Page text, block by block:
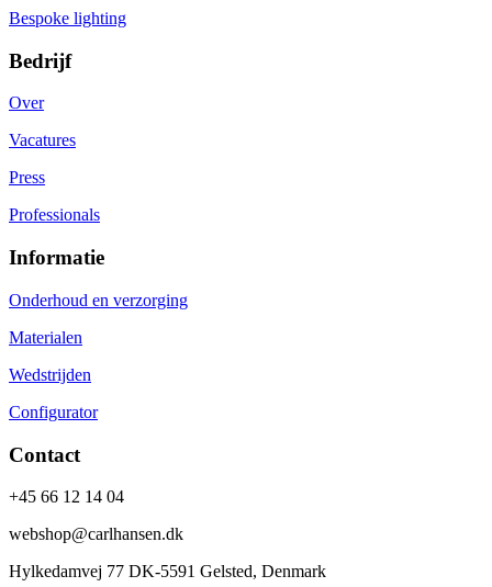
Bespoke lighting
Bedrijf
Over
Vacatures
Press
Professionals
Informatie
Onderhoud en verzorging
Materialen
Wedstrijden
Configurator
Contact
+45 66 12 14 04
webshop@carlhansen.dk
Hylkedamvej 77 DK-5591 Gelsted, Denmark